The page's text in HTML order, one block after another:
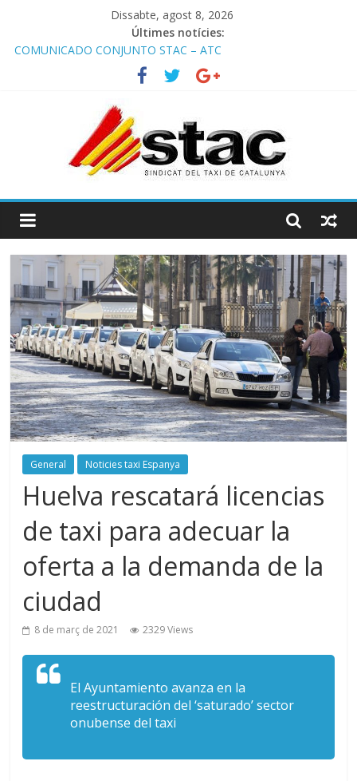
Dissabte, agost 8, 2026
Últimes notícies:
COMUNICADO CONJUNTO STAC – ATC
Comunicado STAC/ ATC de la reunión con los Mossos d
‘Esquadra del aeropuerto de Barcelona.
Programa de Radio TAXI LIBRE 29.07.2026 en COOLTURA FM.
STAC/ATC SOLICITAN TAULA TÈCNICA PARA MEJORAR LA
OPERATIVA DE ENTRADA EN EL PUERTO DE BARCELONA.
Programa de Radio TAXI LIBRE 22.07.2026 en COOLTURA FM.
General Noticies taxi Espanya
Huelva rescatará licencias
de taxi para adecuar la
oferta a la demanda de la
ciudad
8 de març de 2021 2329 Views
El Ayuntamiento avanza en la
reestructuración del ‘saturado’ sector
onubense del taxi